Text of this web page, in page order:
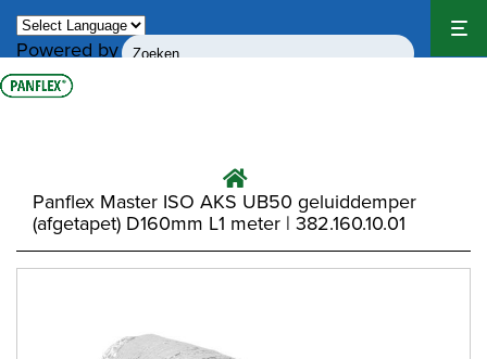
Powered by
Translate
Panflex Master ISO AKS UB50 geluiddemper
(afgetapet) D160mm L1 meter | 382.160.10.01